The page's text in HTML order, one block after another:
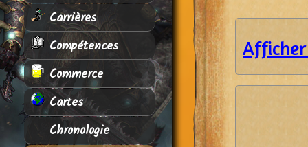
Carrières
Compétences
Commerce
Cartes
Chronologie